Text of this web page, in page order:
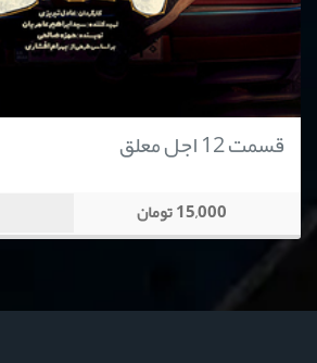
قسمت 12 اجل معلق
15,000 تومان